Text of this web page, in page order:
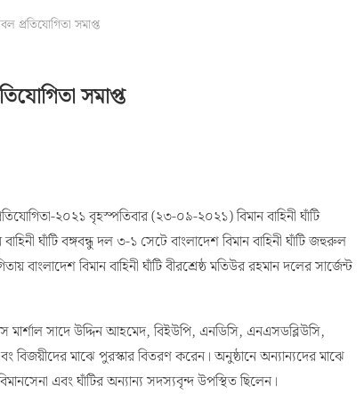
প্রতিযোগিতা সমাপ্ত
সমাপ্ত
২০২১ বৃহস্পতিবার (২৩-০৯-২০২১) বিমান বাহিনী ঘাঁটি
ঘাঁটি বঙ্গবন্ধু দল ৩-১ সেটে বাংলাদেশ বিমান বাহিনী ঘাঁটি জহুরুল
বিমান বাহিনী ঘাঁটি বীরশ্রেষ্ঠ মতিউর রহমান দলের সার্জেন্ট
মার্শাল সাদে উদ্দিন আহমেদ, বিইউপি, এনডিসি, এনএসডব্লিউসি,
মাঝে পুরস্কার বিতরণ করেন। অনুষ্ঠানে অন্যান্যদের মাঝে
এবং ঘাঁটির অন্যান্য সদস্যবৃন্দ উপস্থিত ছিলেন।